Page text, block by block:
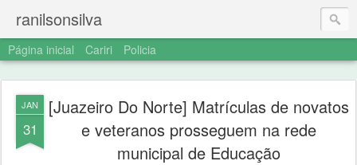
ranilsonsilva
Página inicial Cariri Policia
JAN
31
[Juazeiro Do Norte] Matrículas de novatos
e veteranos prosseguem na rede
municipal de Educação